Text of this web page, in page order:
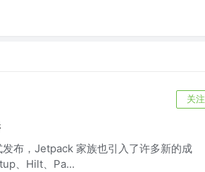
关注
布，Jetpack 家族也引入了许多新的成
、Hilt、Pa...